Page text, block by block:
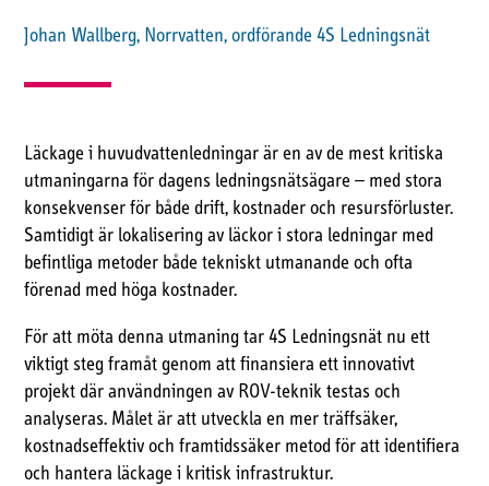
Johan Wallberg, Norrvatten, ordförande 4S Ledningsnät
Läckage i huvudvattenledningar är en av de mest kritiska
utmaningarna för dagens ledningsnätsägare – med stora
konsekvenser för både drift, kostnader och resursförluster.
Samtidigt är lokalisering av läckor i stora ledningar med
befintliga metoder både tekniskt utmanande och ofta
förenad med höga kostnader.
För att möta denna utmaning tar 4S Ledningsnät nu ett
viktigt steg framåt genom att finansiera ett innovativt
projekt där användningen av ROV-teknik testas och
analyseras. Målet är att utveckla en mer träffsäker,
kostnadseffektiv och framtidssäker metod för att identifiera
och hantera läckage i kritisk infrastruktur.